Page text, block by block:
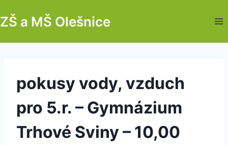
to
ZŠ a MŠ Olešnice
pokusy vody, vzduch
pro 5.r. – Gymnázium
Trhové Sviny – 10,00